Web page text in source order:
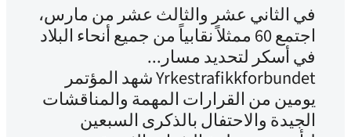
في الثاني عشر والثالث عشر من مارس،
اجتمع 60 ممثلاً نقابياً من جميع أنحاء البلاد
في أسكر لتحديد مسار...
Yrkestrafikkforbundet شهد المؤتمر
يومين من القرارات المهمة والمناقشات
الجيدة والاحتفال بالذكرى السبعين